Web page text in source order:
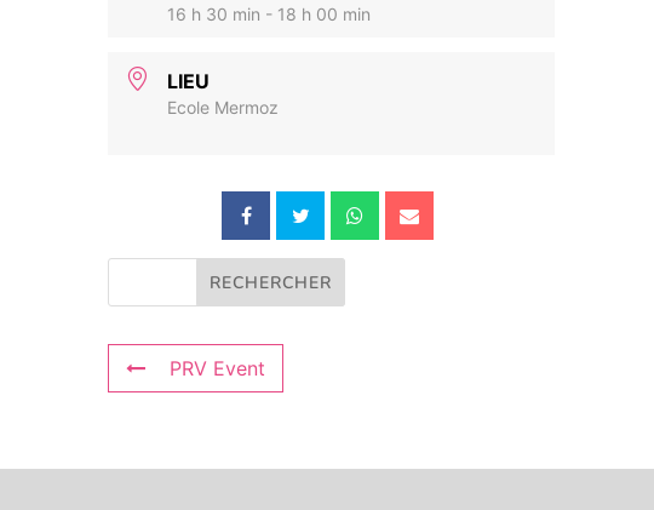
16 h 30 min - 18 h 00 min
LIEU
Ecole Mermoz
PRV Event